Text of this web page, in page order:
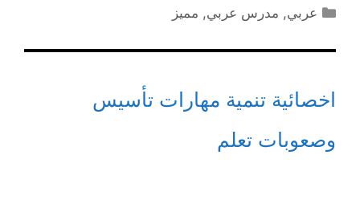
التصنيفات
عربي, مدرس عربي, مميز
اخصائية تنمية مهارات تأسيس
وصعوبات تعلم